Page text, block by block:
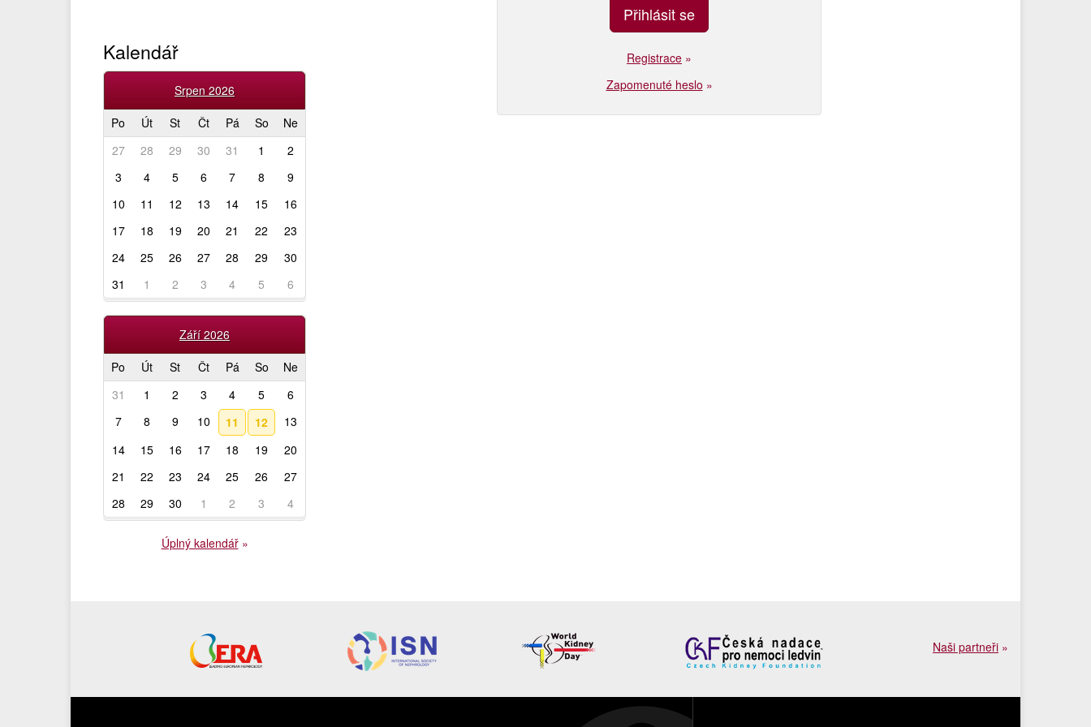
Registrace »
Zapomenuté heslo »
Kalendář
Srpen 2026
Po
Út St Čt Pá So
Ne
27
28 29 30 31 1
2
3
4 5 6 7 8
9
10
11 12 13 14 15
16
17
18 19 20 21 22
23
24
25 26 27 28 29
30
31
1 2 3 4 5 6
Září 2026
Po
Út St Čt Pá So
Ne
31
1 2 3 4 5
6
7
8 9 10 11 12
13
14
15 16 17 18 19
20
21
22 23 24 25 26
27
28
29 30 1 2 3 4
Úplný kalendář»
Naši partneři »